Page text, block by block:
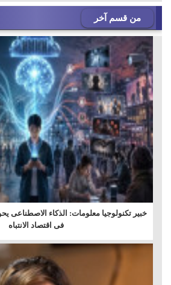
من قسم آخر
خبير تكنولوجيا معلومات: الذكاء الاصطناعى
فى اقتصاد الانتباه